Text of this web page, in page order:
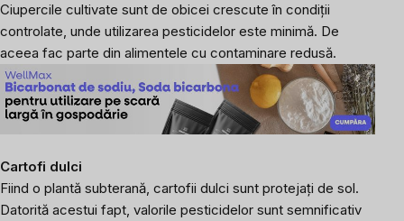
Ciupercile cultivate sunt de obicei crescute în condiții
controlate, unde utilizarea pesticidelor este minimă. De
aceea fac parte din alimentele cu contaminare redusă.
Cartofi dulci
Fiind o plantă subterană, cartofii dulci sunt protejați de sol.
Datorită acestui fapt, valorile pesticidelor sunt semnificativ